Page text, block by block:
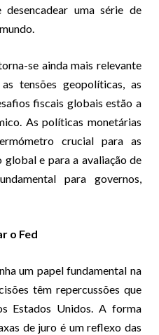
uma série de
se ainda mais relevante
tensões geopolíticas, as
fiscais globais estão a
As políticas monetárias
crucial para as
e para a avaliação de
para governos,
o Fed
um papel fundamental na
têm repercussões que
Estados Unidos. A forma
de juro é um reflexo das